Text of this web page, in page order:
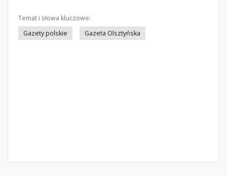
Temat i słowa kluczowe:
Gazety polskie
Gazeta Olsztyńska